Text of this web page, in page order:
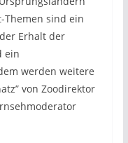
Themen sind ein
Erhalt der
ein
werden weitere
von Zoodirektor